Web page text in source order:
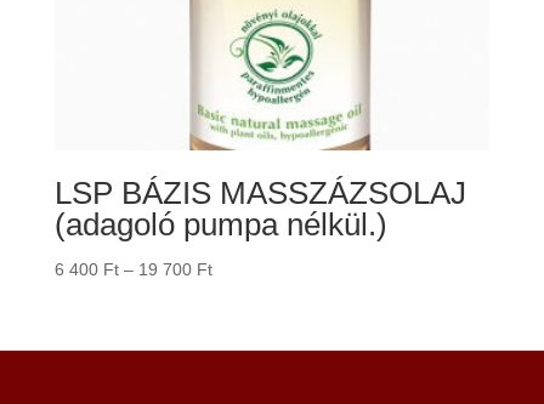
LSP BÁZIS MASSZÁZSOLAJ
(adagoló pumpa nélkül.)
6 400 Ft – 19 700 FtÁrtartomány:
-